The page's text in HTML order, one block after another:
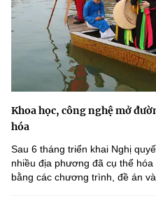
Khoa học, công nghệ mở
hóa
Sau 6 tháng triển khai Nghị
nhiều địa phương đã cụ thể
bằng các chương trình, đề án